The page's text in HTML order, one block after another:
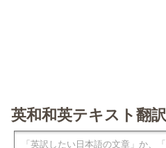
英和和英テキスト翻訳